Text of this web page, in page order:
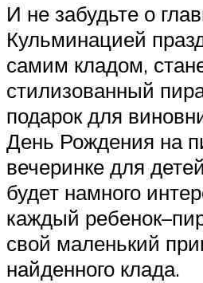
И не забудьте о
Кульминацией
самим кладом,
стилизованный
подарок для
День Рождения на
вечеринке для
будет намного
каждый
свой маленький
найденного клада.